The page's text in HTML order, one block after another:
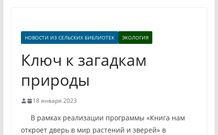
НОВОСТИ ИЗ СЕЛЬСКИХ БИБЛИОТЕК ЭКОЛОГИЯ
Ключ к загадкам
природы
18 января 2023
В рамках реализации программы «Книга нам
откроет дверь в мир растений и зверей» в